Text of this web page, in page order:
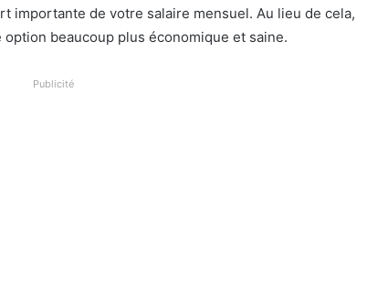
importante de votre salaire mensuel. Au lieu de cela,
beaucoup plus économique et saine.
Publicité